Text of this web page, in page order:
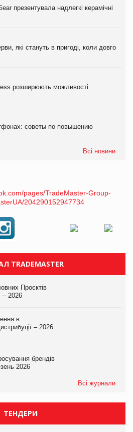
презентувала надлегкі керамічні
які стануть в пригоді, коли довго
розширюють можливості
советы по повышению
Всі новини
TRADEMASTER
Проєктів
– 2026
в
– 2026.
брендів
2026
Всі журнали
ТЕНДЕРИ